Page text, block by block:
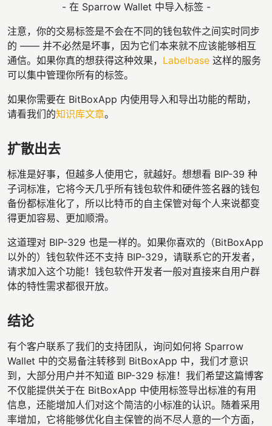
- 在 Sparrow Wallet 中导入标签 -
注意，你的交易标签是不会在不同的钱包软件之间实时同步
的 —— 并不必然是坏事，因为它们本来就不应该能够相互
通信。如果你真的想获得这种效果， Labelbase 这样的服务
可以集中管理你所有的标签。
如果你需要在 BitBoxApp 内使用导入和导出功能的帮助，
请看我们的知识库文章。
扩散出去
标准是好事，但越多人使用它，就越好。想想看 BIP-39 种
子词标准，它将今天几乎所有钱包软件和硬件签名器的钱包
备份都标准化了，所以比特币的自主保管对每个人来说都变
得更加容易、更加顺滑。
这道理对 BIP-329 也是一样的。如果你喜欢的（BitBoxApp
以外的）钱包软件还不支持 BIP-329，请联系它的开发者，
请求加入这个功能！钱包软件开发者一般对直接来自用户群
体的特性需求都很开放。
结论
有个客户联系了我们的支持团队，询问如何将 Sparrow
Wallet 中的交易备注转移到 BitBoxApp 中，我们才意识
到，大部分用户并不知道 BIP-329 标准！我们希望这篇博客
不仅能提供关于在 BitBoxApp 中使用标签导出标准的有用
信息，还能增加人们对这个简洁的小标准的认识。随着采用
率增加，它将能够优化自主保管的尚不尽人意的一个方面，